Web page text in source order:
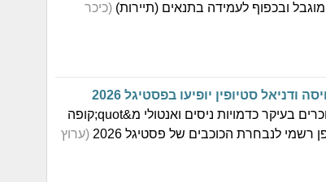
ובכפוף לעמידה בתנאים (תיירות) (כיכר
סטיופין יופיעו בפסטיגל 2026
יניב סויסה ודניאל סטיופין, המוכרים בעיקר כדמויות ניסים ואנטולי מ&quot;קופה
(ערוץ